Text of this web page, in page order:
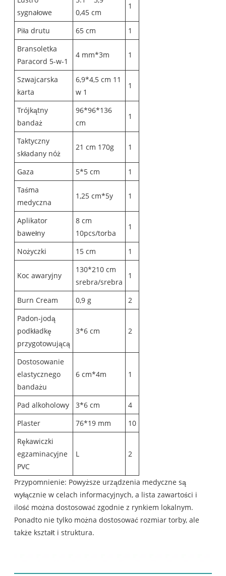
sygnałowe
0,45 cm
1
Piła drutu 65 cm
1
Bransoletka
Paracord 5-w-1
4 mm*3m 1
Szwajcarska
karta
6,9*4,5 cm 11
w 1
1
Trójkątny
bandaż
96*96*136
cm
1
Taktyczny
składany nóż
21 cm 170g 1
Gaza 5*5 cm
1
Taśma
medyczna
1,25 cm*5y 1
Aplikator
bawełny
8 cm
10pcs/torba
1
Nożyczki 15 cm 1
Koc awaryjny
130*210 cm
srebra/srebra
1
Burn Cream 0,9 g
2
Padon-jodą
podkładkę
przygotowującą
3*6 cm 2
Dostosowanie
elastycznego
bandażu
6 cm*4m 1
Pad alkoholowy 3*6 cm
4
Plaster
76*19 mm
10
Rękawiczki
egzaminacyjne
PVC
L 2
Przypomnienie: Powyższe urządzenia medyczne są
wyłącznie w celach informacyjnych, a lista zawartości i
ilość można dostosować zgodnie z rynkiem lokalnym.
Ponadto nie tylko można dostosować rozmiar torby, ale
także kształt i struktura.